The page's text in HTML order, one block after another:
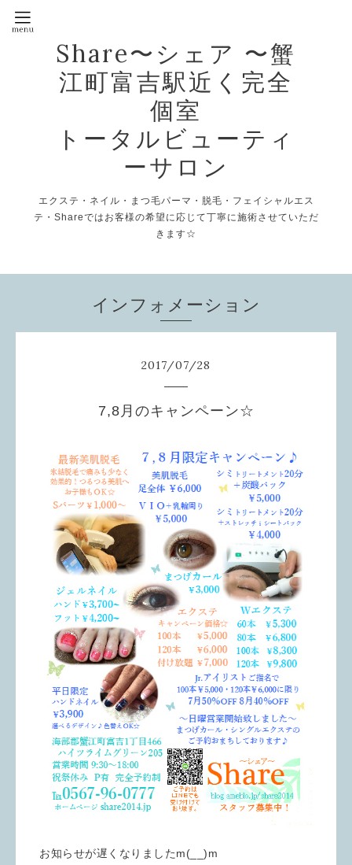
Share〜シェア 〜蟹
江町富吉駅近く完全
個室
トータルビューティ
ーサロン
エクステ・ネイル・まつ毛パーマ・脱毛・フェイシャルエス
テ・Shareではお客様の希望に応じて丁寧に施術させていただ
きます☆
インフォメーション
2017/07/28
7,8月のキャンペーン☆
お知らせが遅くなりましたm(__)m